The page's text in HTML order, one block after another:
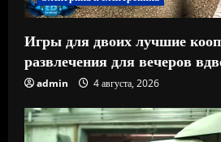
Игры для двоих лучшие
развлечения для вечеров
admin 4 августа, 2026